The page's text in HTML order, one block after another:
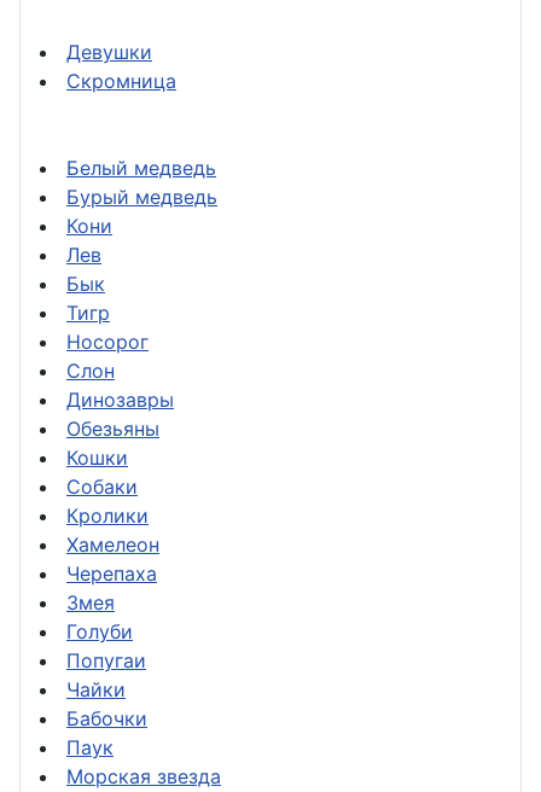
Девушки
Скромница
Белый медведь
Бурый медведь
Кони
Лев
Бык
Тигр
Носорог
Слон
Динозавры
Обезьяны
Кошки
Собаки
Кролики
Хамелеон
Черепаха
Змея
Голуби
Попугаи
Чайки
Бабочки
Паук
Морская звезда